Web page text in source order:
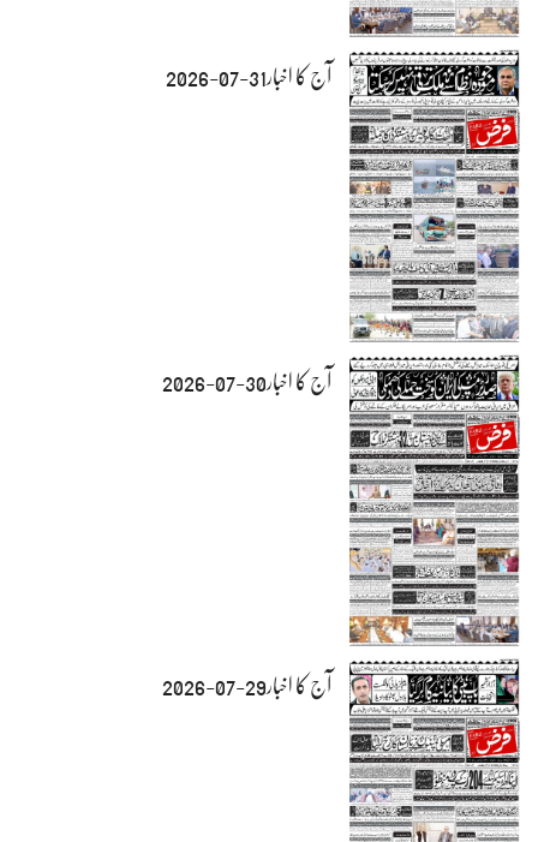
آج کا اخبار31-07-2026
آج کا اخبار30-07-2026
آج کا اخبار29-07-2026